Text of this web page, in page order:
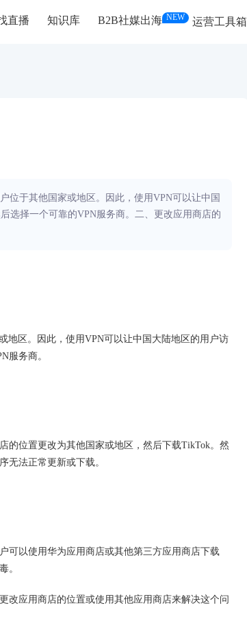
直播 知识库 B2B社媒出海 NEW 运营工具箱
位于其他国家或地区。因此，使用VPN可以让中国
选择一个可靠的VPN服务商。二、更改应用商店的
地区。因此，使用VPN可以让中国大陆地区的用户访
服务商。
的位置更改为其他国家或地区，然后下载TikTok。然
无法正常更新或下载。
可以使用华为应用商店或其他第三方应用商店下载
。
改应用商店的位置或使用其他应用商店来解决这个问